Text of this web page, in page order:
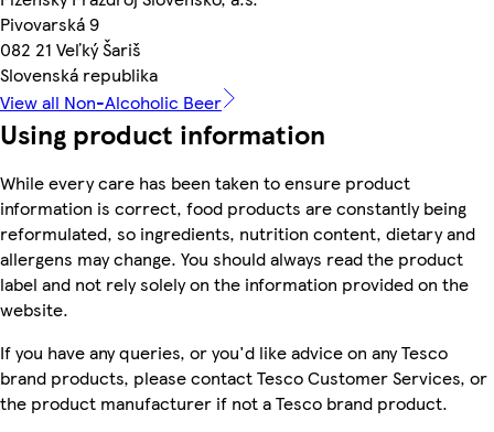
Pivovarská 9
082 21 Veľký Šariš
Slovenská republika
View all Non-Alcoholic Beer
Using product information
While every care has been taken to ensure product
information is correct, food products are constantly being
reformulated, so ingredients, nutrition content, dietary and
allergens may change. You should always read the product
label and not rely solely on the information provided on the
website.
If you have any queries, or you'd like advice on any Tesco
brand products, please contact Tesco Customer Services, or
the product manufacturer if not a Tesco brand product.